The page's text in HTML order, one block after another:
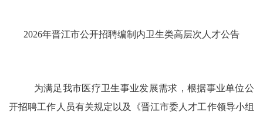
2026年晋江市公开招聘编制内卫生类高层次人才公告
为满足我市医疗卫生事业发展需求，根据事业单位公
开招聘工作人员有关规定以及《晋江市委人才工作领导小组